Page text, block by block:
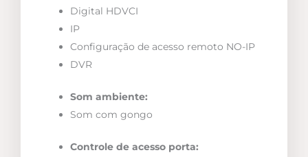
Digital HDVCI
IP
Configuração de acesso remoto NO-IP
DVR
Som ambiente:
Som com gongo
Controle de acesso porta: